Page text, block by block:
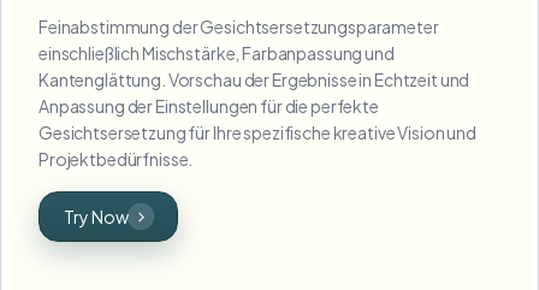
Feinabstimmung der Gesichtsersetzungsparameter
einschließlich Mischstärke, Farbanpassung und
Kantenglättung. Vorschau der Ergebnisse in Echtzeit und
Anpassung der Einstellungen für die perfekte
Gesichtsersetzung für Ihre spezifische kreative Vision und
Projektbedürfnisse.
Try Now